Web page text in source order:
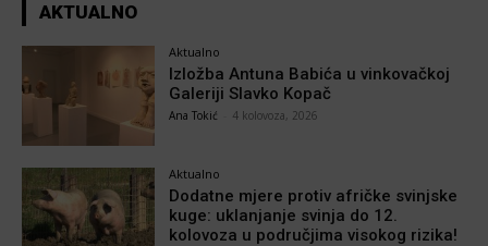
AKTUALNO
Aktualno
Izložba Antuna Babića u vinkovačkoj
Galeriji Slavko Kopač
Ana Tokić 4 kolovoza, 2026
Aktualno
Dodatne mjere protiv afričke svinjske
kuge: uklanjanje svinja do 12.
kolovoza u područjima visokog rizika!